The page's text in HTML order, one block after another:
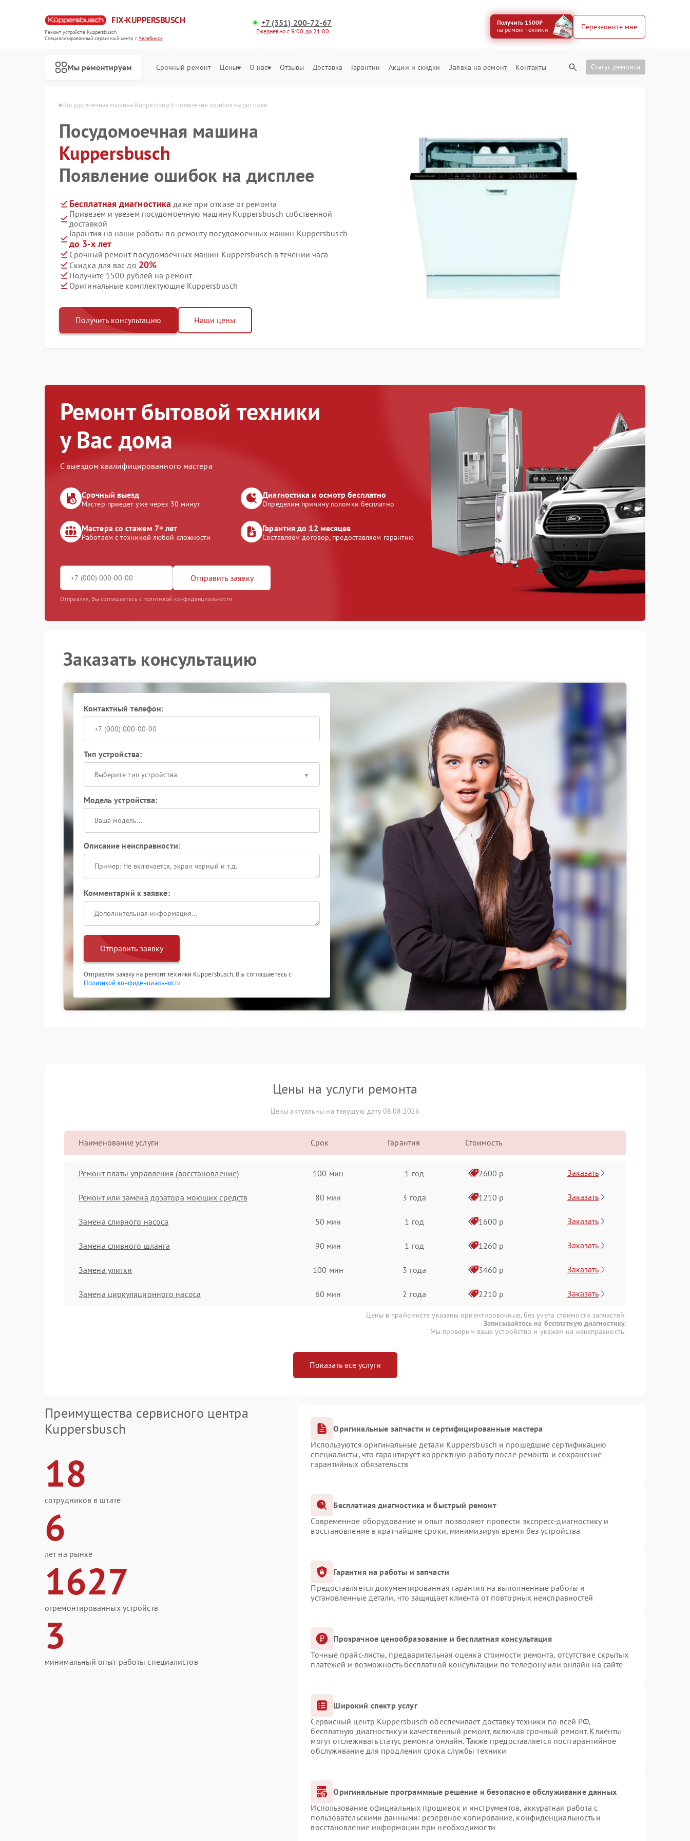
FIX-KUPPERSBUSCH
Ремонт устройств Kuppersbusch
Специализированный cервисный центр г.Челябинск
+7 (351) 200-72-67
Ежедневно с 9:00 до 21:00
Получить 1500₽
на ремонт техники
Перезвоните мне
Мы ремонтируем Срочный ремонт Цены О нас Отзывы Доставка Гарантии Акции и скидки Заявка на ремонт Контакты Статус ремонта
Посудомоечная машина Kuppersbusch появление ошибок на дисплее
Посудомоечная машина
Kuppersbusch
Появление ошибок на дисплее
Бесплатная диагностика даже при отказе от ремонта
Привезем и увезем посудомоечную машину Kuppersbusch собственной
доставкой
Гарантия на наши работы по ремонту посудомоечных машин Kuppersbusch
до 3-х лет
Срочный ремонт посудомоечных машин Kuppersbusch в течении часа
Скидка для вас до 20%
Получите 1500 рублей на ремонт
Оригинальные комплектующие Kuppersbusch
Получить консультацию Наши цены
Ремонт бытовой техники
у Вас дома
С выездом квалифицированного мастера
Срочный выезд
Мастер приедет уже через 30 минут
Диагностика и осмотр бесплатно
Определим причину поломки бесплатно
Мастера со стажем 7+ лет
Работаем с техникой любой сложности
Гарантия до 12 месяцев
Составляем договор, предоставляем гарантию
Отправить заявку
Отправляя, Вы соглашаетесь с политикой конфиденциальности
Заказать консультацию
Контактный телефон:
Тип устройства:
Выберите тип устройства
Модель устройства:
Описание неисправности:
Комментарий к заявке:
Отправить заявку
Отправляя заявку на ремонт техники Kuppersbusch, Вы соглашаетесь с
Политикой конфиденциальности
Цены на услуги ремонта
Цены актуальны на текущую дату 08.08.2026
Наименование услуги Срок Гарантия Стоимость
Ремонт платы управления (восстановление) 100 мин 1 год 2600 р Заказать
Ремонт или замена дозатора моющих средств 80 мин 3 года 1210 р Заказать
Замена сливного насоса 50 мин 1 год 1600 р Заказать
Замена сливного шланга 90 мин 1 год 1260 р Заказать
Замена улитки 100 мин 3 года 3460 р Заказать
Замена циркуляционного насоса 60 мин 2 года 2210 р Заказать
Цены в прайс-листе указаны ориентировочные, без учета стоимости запчастей.
Записывайтесь на бесплатную диагностику.
Мы проверим ваше устройство и укажем на неисправность.
Показать все услуги
Преимущества сервисного центра
Kuppersbusch
18
сотрудников в штате
6
лет на рынке
1627
отремонтированных устройств
3
минимальный опыт работы специалистов
Оригинальные запчасти и сертифицированные мастера
Используются оригинальные детали Kuppersbusch и прошедшие сертификацию
специалисты, что гарантирует корректную работу после ремонта и сохранение
гарантийных обязательств
Бесплатная диагностика и быстрый ремонт
Современное оборудование и опыт позволяют провести экспресс-диагностику и
восстановление в кратчайшие сроки, минимизируя время без устройства
Гарантия на работы и запчасти
Предоставляется документированная гарантия на выполненные работы и
установленные детали, что защищает клиента от повторных неисправностей
Прозрачное ценообразование и бесплатная консультация
Точные прайс-листы, предварительная оценка стоимости ремонта, отсутствие скрытых
платежей и возможность бесплатной консультации по телефону или онлайн на сайте
Широкий спектр услуг
Сервисный центр Kuppersbusch обеспечивает доставку техники по всей РФ,
бесплатную диагностику и качественный ремонт, включая срочный ремонт. Клиенты
могут отслеживать статус ремонта онлайн. Также предоставляется постгарантийное
обслуживание для продления срока службы техники
Оригинальные программные решение и безопасное обслуживание данных
Использование официальных прошивок и инструментов, аккуратная работа с
пользовательскими данными: резервное копирование, конфиденциальность и
восстановление информации при необходимости